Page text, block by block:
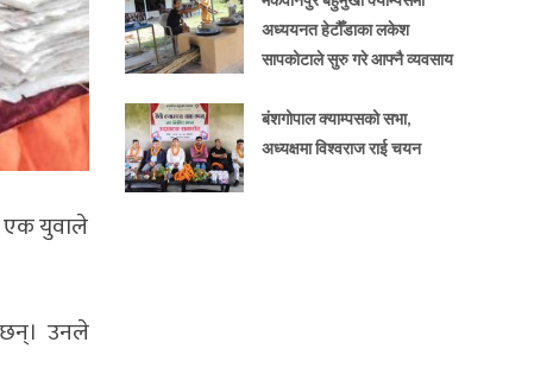
एक युवाले
छन्। उनले
अध्ययनत हेटौँडाका लकेश
सापकोटाले सुरु गरे आफ्नै व्यवसाय
बंशगोपाल क्याम्पसको सभा,
अध्यक्षमा विश्वराज राई चयन